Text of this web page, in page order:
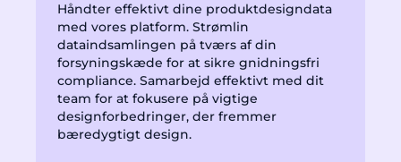
Håndter effektivt dine produktdesigndata
med vores platform. Strømlin
dataindsamlingen på tværs af din
forsyningskæde for at sikre gnidningsfri
compliance. Samarbejd effektivt med dit
team for at fokusere på vigtige
designforbedringer, der fremmer
bæredygtigt design.